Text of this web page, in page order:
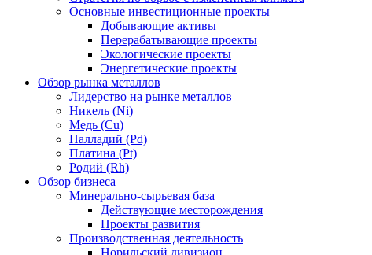
Основные инвестиционные проекты
Добывающие активы
Перерабатывающие проекты
Экологические проекты
Энергетические проекты
Обзор рынка металлов
Лидерство на рынке металлов
Никель (Ni)
Медь (Cu)
Палладий (Pd)
Платина (Pt)
Родий (Rh)
Обзор бизнеса
Минерально-сырьевая база
Действующие месторождения
Проекты развития
Производственная деятельность
Норильский дивизион